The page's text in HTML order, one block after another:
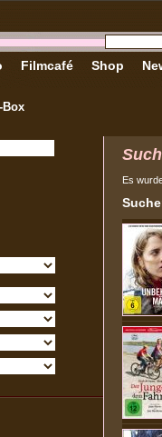
Box
Filmcafé Shop
Es